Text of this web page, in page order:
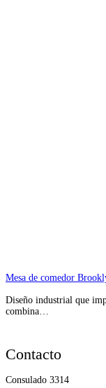
Mesa de comedor
Diseño industrial que
combina…
Contacto
Consulado 3314